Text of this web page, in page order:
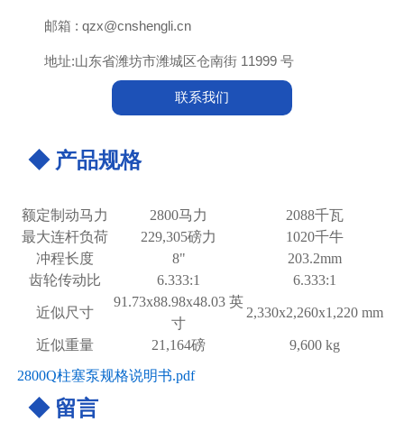
邮箱 : qzx@cnshengli.cn
地址:山东省潍坊市潍城区仓南街 11999 号
联系我们
◆ 产品规格
额定制动马力 2800马力
2088千瓦
最大连杆负荷
229,305磅力
1020千牛
冲程长度
8"
203.2mm
齿轮传动比
6.333:1 6.333:1
近似尺寸
91.73x88.98x48.03 英
寸
2,330x2,260x1,220 mm
近似重量 21,164磅
9,600 kg
2800Q柱塞泵规格说明书.pdf
◆ 留言